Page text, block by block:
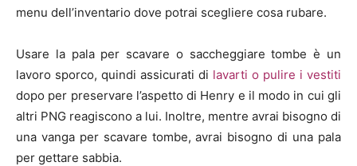
menu dell’inventario dove potrai scegliere cosa rubare.
Usare la pala per scavare o saccheggiare tombe è un
lavoro sporco, quindi assicurati di lavarti o pulire i vestiti
dopo per preservare l’aspetto di Henry e il modo in cui gli
altri PNG reagiscono a lui. Inoltre, mentre avrai bisogno di
una vanga per scavare tombe, avrai bisogno di una pala
per gettare sabbia.